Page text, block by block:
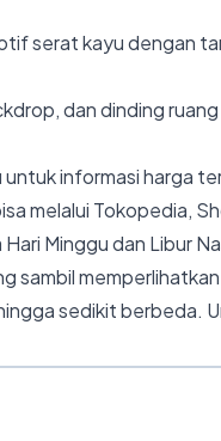
serat kayu dengan
dan dinding
informasi harga
melalui Tokopedia,
Minggu dan Libur
sambil
sedikit berbeda.